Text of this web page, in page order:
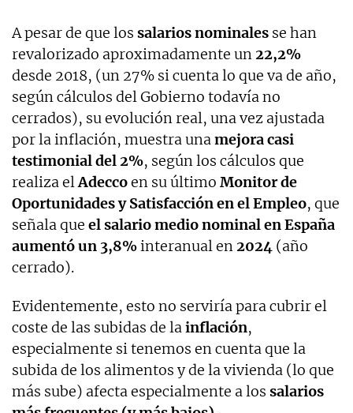
A pesar de que los salarios nominales se han
revalorizado aproximadamente un22,2%
desde 2018, (un 27% si cuenta lo que va de año,
según cálculos del Gobierno todavía no
cerrados), su evolución real, una vez ajustada
por la inflación, muestra unamejora casi
testimonial del 2%, según los cálculos que
realiza elAdeccoen su último Monitor de
Oportunidades y Satisfacción en el Empleo, que
señala que el salario medio nominal en España
aumentó un 3,8%interanual en2024 (año
cerrado).
Evidentemente, esto no serviría para cubrir el
coste de las subidas de lainflación,
especialmente si tenemos en cuenta que la
subida de los alimentos y de la vivienda (lo que
más sube) afecta especialmente a los salarios